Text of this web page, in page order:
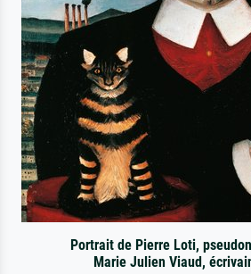
Portrait de Pierre Loti,
Marie Julien Viaud,